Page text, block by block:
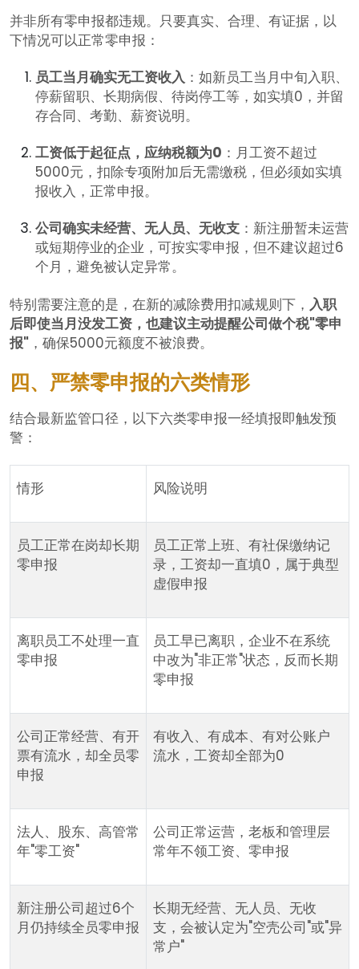
并非所有零申报都违规。只要真实、合理、有证据，以
下情况可以正常零申报：
员工当月确实无工资收入：如新员工当月中旬入职、
停薪留职、长期病假、待岗停工等，如实填0，并留
存合同、考勤、薪资说明。
工资低于起征点，应纳税额为0 ：月工资不超过
5000元，扣除专项附加后无需缴税，但必须如实填
报收入，正常申报。
公司确实未经营、无人员、无收支 ：新注册暂未运营
或短期停业的企业，可按实零申报，但不建议超过6
个月，避免被认定异常。
特别需要注意的是，在新的减除费用扣减规则下， 入职
后即使当月没发工资，也建议主动提醒公司做个税"零申
报" ，确保5000元额度不被浪费。
四、严禁零申报的六类情形
结合最新监管口径，以下六类零申报一经填报即触发预
警：
情形 风险说明
员工正常在岗却长期
零申报
员工正常上班、有社保缴纳记
录，工资却一直填0，属于典型
虚假申报
离职员工不处理一直
零申报
员工早已离职，企业不在系统
中改为"非正常"状态，反而长期
零申报
公司正常经营、有开
票有流水，却全员零
申报
有收入、有成本、有对公账户
流水，工资却全部为0
法人、股东、高管常
年"零工资"
公司正常运营，老板和管理层
常年不领工资、零申报
新注册公司超过6个
月仍持续全员零申报
长期无经营、无人员、无收
支，会被认定为"空壳公司"或"异
常户"